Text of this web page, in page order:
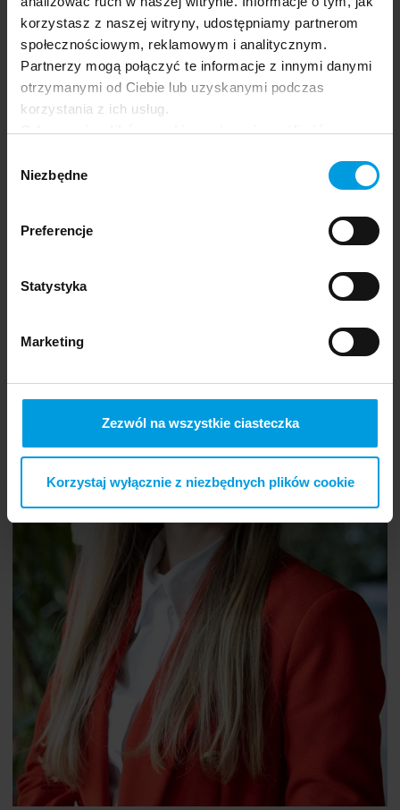
korzystasz z naszej witryny, udostępniamy partnerom
społecznościowym, reklamowym i analitycznym.
Partnerzy mogą połączyć te informacje z innymi danymi
otrzymanymi od Ciebie lub uzyskanymi podczas
korzystania z ich usług.
Odrzucenie plików cookie może uniemożliwić
oferowanych na naszej stronie, w tym m.in. z
zgody
Niezbędne
Preferencje
Statystyka
Marketing
Zezwól na wszystkie ciasteczka
Korzystaj wyłącznie z niezbędnych plików cookie
Julia Bardziejewska